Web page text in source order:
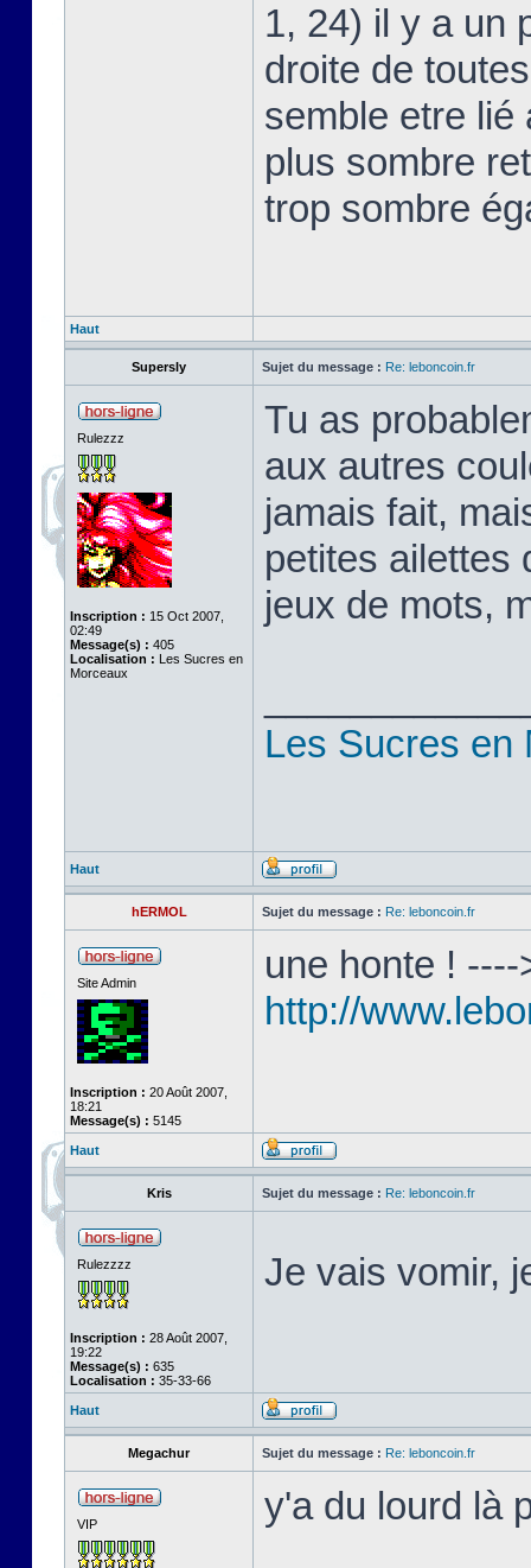
1, 24) il y a un
droite de
semble etre lié
plus sombre
trop sombre
Haut
Supersly Sujet du message : Re: leboncoin.fr
Rulezzz
Inscription : 15 Oct 2007,
02:49
Message(s) : 405
Localisation : Les Sucres en
Morceaux
Tu as
aux autres
jamais fait,
petites ailettes
jeux de mots,
Les Sucres en
Haut
hERMOL Sujet du message : Re: leboncoin.fr
Site Admin
Inscription : 20 Août 2007,
18:21
Message(s) : 5145
une honte ! ----
http://
Haut
Kris Sujet du message : Re: leboncoin.fr
Rulezzzz
Inscription : 28 Août 2007,
19:22
Message(s) : 635
Localisation : 35-33-66
Je vais vomir,
Haut
Megachur Sujet du message : Re: leboncoin.fr
VIP y'a du lourd là